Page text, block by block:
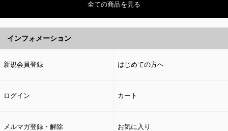
全ての商品を見る
インフォメーション
新規会員登録 はじめての方へ
ログイン カート
メルマガ登録・解除 お気に入り